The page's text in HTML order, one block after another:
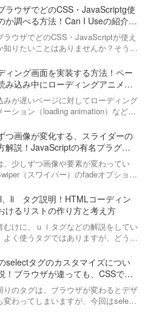
しては、適用の順序が
書き方を変えても変形
う点があります。以
て適用される順番が異
示が変わることがあり
はそのような心配が
アニメーションプロ
可能になり、より複
記述で実現できるよう
、スケールを動かしな
えるなど、複雑なアニ
定できます。
クロール位置の制御を可能にするプ
…
ラウザでどのCSS・JavaScriptg使
か調べる方法！Can I Useの紹介と
解説
ラウザでどのCSS・JavaScriptが使え
知りたいことはありませんか？そうい
だし、英語なのでなかなか抵抗がある
いと思いますの…
ィング画面を実装する方法！ペー
み込み中にローディングアニメー
を表示させてみましょう！
みが遅いページに対してローディング
ーション（loading animation）などを
回はユーザーに待たせているのを感じ
くいローディン…
つ画像が変化する、スライダーの
解説！JavaScriptの有名プラグイ
ワイパー（Swiper）」と簡単なオ
ン変更で、よくあるアニメーショ
装してみましょう！
、少しずつ画像や要素が変わってい
（スワイパー）のfadeオプション
少しずつ変化するアニメーションが組
とを知らない方も多いよう…
、li タグ説明！HTMLコーディン
けるリストの作り方と考え方
むけに、ｕｌタグなどの解説をしてい
よく使うタグではありますが、どうい
分かりづらいタグですので、この動画
していっていただければと思います。
selectタグのカスタマイズについ
！ブラウザが違っても、CSSでカ
イズしたスタイルを適用する！
りのタグは、ブラウザが変わるとデザ
変わってしまいますが、今回はselect